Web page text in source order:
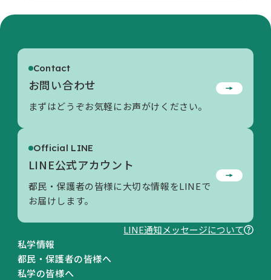
活動内容/各種資料
私学情報
都民・保護者の皆様へ
私学の皆様へ
Contact
お問い合わせ
まずはどうぞお気軽にお声がけください。
Official LINE
LINE公式アカウント
都民・保護者の皆様に大切な情報をLINEで
お届けします。
LINE通知メッセージについて